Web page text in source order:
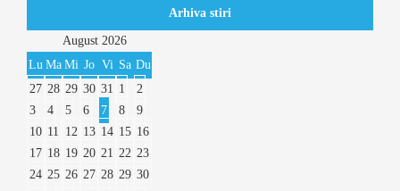
Arhiva stiri
August 2026
Lu Ma Mi Jo Vi Sa Du
27 28 29 30 31 1
2
3
4 5 6 7 8
9
10 11 12 13 14 15 16
17 18 19 20 21 22 23
24 25 26 27 28 29 30